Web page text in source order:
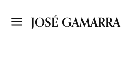
JOSÉ GAMARRA